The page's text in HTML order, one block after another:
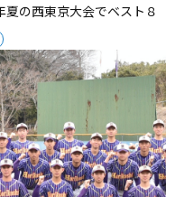
の西東京大会でベスト８
年、チームは再び神宮球
。 ■昨秋は２回戦で岩倉
ンドで持てる力を発揮し